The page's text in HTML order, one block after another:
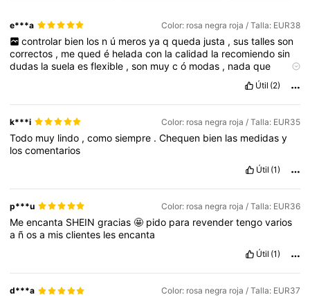
e***a Color: rosa negra roja / Talla: EUR38
controlar bien los n ú meros ya q queda justa , sus talles son
correctos , mequedé heladacon lacalidad la recomiendosin
dudas lasuelaesflexible ,son muycó modas , nadaque
Útil (2)
k***i Color: rosa negra roja / Talla: EUR35
Todo muy lindo ,comosiempre .Chequen bien las medidasy
loscomentarios
Útil (1)
p***u Color: rosa negra roja / Talla: EUR36
Meencanta SHEINgracias🤩 pido para revendertengovarios
a ñosa misclientes lesencanta
Útil (1)
d***a Color: rosa negra roja / Talla: EUR37